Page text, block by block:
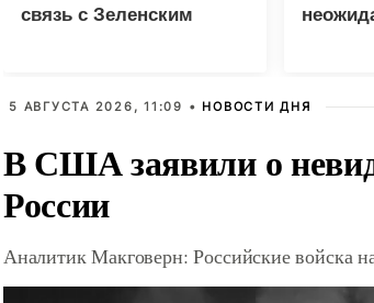
связь с Зеленским
5 АВГУСТА 2026, 11:09 • НОВОСТИ ДНЯ
В США заявили о
России
Аналитик Макговерн: Российские войска